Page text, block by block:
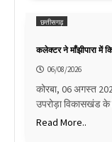
छत्तीसगढ़
कलेक्टर ने माँझीपारा में
06/08/2026
कोरबा, 06 अगस्त
उपरोड़ा विकासखंड के
Read More..